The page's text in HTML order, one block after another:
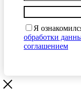
Я
обработки
соглашением